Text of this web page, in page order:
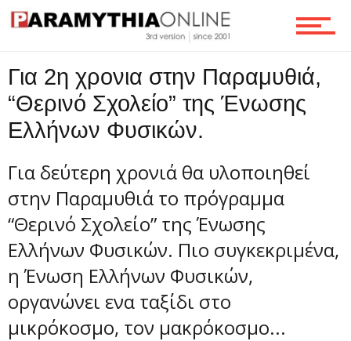
Για 2η χρονια στην Παραμυθιά,
“Θερινό Σχολείο” της Ένωσης
Ελλήνων Φυσικών.
Για δεύτερη χρονιά θα υλοποιηθεί
στην Παραμυθιά το πρόγραμμα
“Θερινό Σχολείο” της Ένωσης
Ελλήνων Φυσικών. Πιο συγκεκριμένα,
η Ένωση Ελλήνων Φυσικών,
οργανώνει ενα ταξίδι στο
μικρόκοσμο, τον μακρόκοσμο...